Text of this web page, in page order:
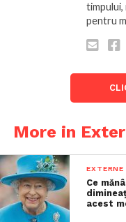
pentru
More in
EXTERNE
Ce
acest